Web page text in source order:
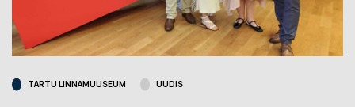
TARTU LINNAMUUSEUM UUDIS